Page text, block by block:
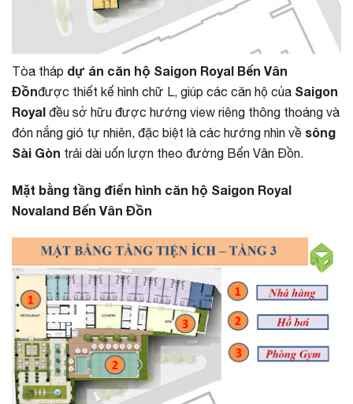
Tòa tháp dự án căn hộ Saigon Royal Bến Vân
Đồnđược thiết kế hình chữ L, giúp các căn hộ của Saigon
Royal đều sở hữu được hướng view riêng thông thoáng và
đón nắng gió tự nhiên, đặc biệt là các hướng nhìn về sông
Sài Gòn trải dài uốn lượn theo đường Bến Vân Đồn.
Mặt bằng tầng điển hình căn hộ Saigon Royal
Novaland Bến Vân Đồn